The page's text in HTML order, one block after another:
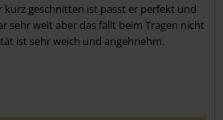
kurz geschnitten ist passt er perfekt und
sehr weit aber das fällt beim Tragen nicht
ist sehr weich und angehnehm.